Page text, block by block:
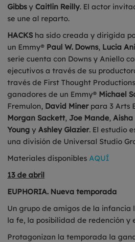
Gibbs y Caitlin Reilly. El actor
se une al reparto.
HACKS ha sido creada y dirigida
un Emmy® Paul W. Downs, Lucia
serie cuenta con Downs y Aniello
ejecutivos a través de su
través de First Thought
ganadores de un Emmy® Michael
Fremulon, David Miner para 3 Arts
Morgan Sackett, Joe Mande,
Young y Ashley Glazier. El estudio
una división de Universal Studio
Materiales disponibles AQUÍ
13 de abril
EUPHORIA. Nueva temporada
Un grupo de amigos de la
la fe, la posibilidad de redención y
Protagonizan la temporada la